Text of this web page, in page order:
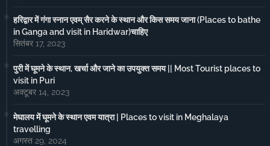
हरिद्वार में गंगा स्नान एवम् सैर करने के स्थान और किस समय जाना (Places to bathe
in Ganga and visit in Haridwar)चाहिए
सितंबर 17, 2023
पुरी में घूमने के स्थान, खर्चा और जाने का उपयुक्त समय || Most Tourist places to
visit in Puri
अक्टूबर 14, 2023
मेघालय में घूमने के स्थान एवम यात्रा | Places to visit in Meghalaya
travelling
अगस्त 29, 2024